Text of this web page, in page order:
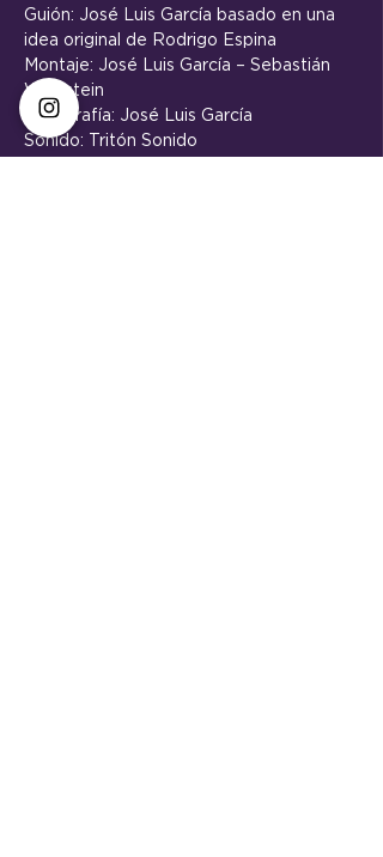
Guión: José Luis García basado en una
idea original de Rodrigo Espina
Montaje: José Luis García – Sebastián
Wainstein
Fotografía: José Luis García
Sonido: Tritón Sonido